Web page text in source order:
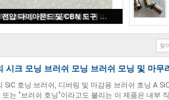
닝 브러쉬 모닝 및 마무리
시크 모닝 브러쉬 모닝 브러쉬 모닝 및 마무
SiC 호닝 브러쉬, 디버링 및 마감용 브러쉬 호닝 A
또는 "브러쉬 호닝"이라고도 불리는 이 제품은 내부